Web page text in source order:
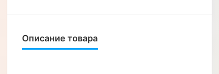
Описание товара